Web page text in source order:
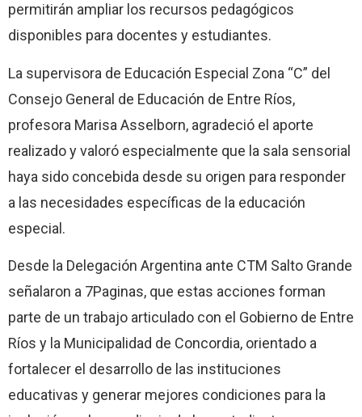
permitirán ampliar los recursos pedagógicos
disponibles para docentes y estudiantes.
La supervisora de Educación Especial Zona “C” del
Consejo General de Educación de Entre Ríos,
profesora Marisa Asselborn, agradeció el aporte
realizado y valoró especialmente que la sala sensorial
haya sido concebida desde su origen para responder
a las necesidades específicas de la educación
especial.
Desde la Delegación Argentina ante CTM Salto Grande
señalaron a 7Paginas, que estas acciones forman
parte de un trabajo articulado con el Gobierno de Entre
Ríos y la Municipalidad de Concordia, orientado a
fortalecer el desarrollo de las instituciones
educativas y generar mejores condiciones para la